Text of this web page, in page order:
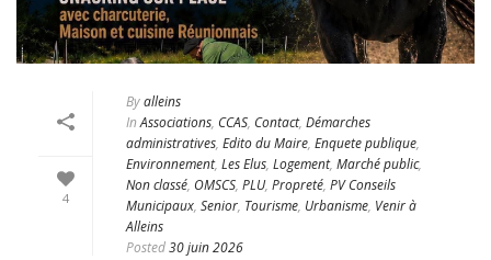
4
Byalleins
In Associations, CCAS, Contact, Démarches
administratives, Edito du Maire, Enquete publique,
Environnement, Les Elus, Logement, Marché public,
Non classé, OMSCS, PLU, Propreté, PV Conseils
Municipaux, Senior, Tourisme, Urbanisme, Venir à
Alleins
Posted30 juin 2026